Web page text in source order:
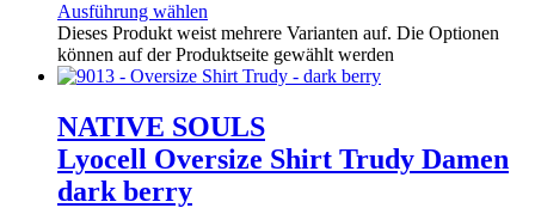
Ausführung wählen
Dieses Produkt weist mehrere Varianten auf. Die Optionen
können auf der Produktseite gewählt werden
NATIVE SOULS
Lyocell Oversize Shirt Trudy Damen
dark berry